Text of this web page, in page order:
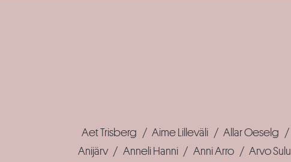
Aet Trisberg / Aime Lilleväli / Allar Oeselg /
Anijärv / Anneli Hanni / Anni Arro / Arvo Sulu